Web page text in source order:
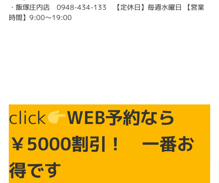
・飯塚庄内店 0948-434-133 【定休日】毎週水曜日 【営業
時間】9:00～19:00
click WEB予約なら
￥5000割引！ 一番お
得です